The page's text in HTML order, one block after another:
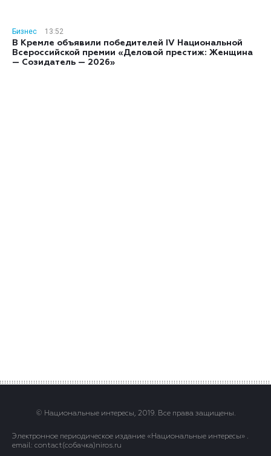
Бизнес
13:52
В Кремле объявили победителей IV Национальной
Всероссийской премии «Деловой престиж: Женщина
— Созидатель — 2026»
© Национальные интересы, 2019. Все права защищены.
Электронное периодическое издание «Национальные интересы» .
email: contact(сoбaчка)niros.ru